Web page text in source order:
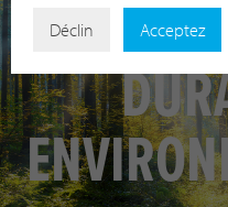
Déclin Acceptez